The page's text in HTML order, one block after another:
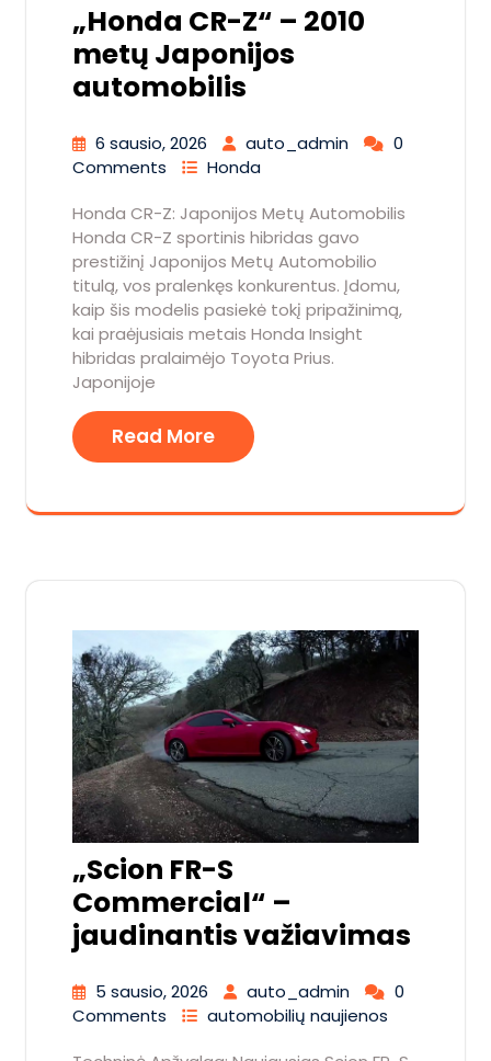
„Honda CR-Z“ – 2010
metų Japonijos
automobilis
6 sausio, 2026 auto_admin
0
Comments
Honda
Honda CR-Z: Japonijos Metų Automobilis
Honda CR-Z sportinis hibridas gavo
prestižinį Japonijos Metų Automobilio
titulą, vos pralenkęs konkurentus. Įdomu,
kaip šis modelis pasiekė tokį pripažinimą,
kai praėjusiais metais Honda Insight
hibridas pralaimėjo Toyota Prius.
Japonijoje
Read More
„Scion FR-S
Commercial“ –
jaudinantis važiavimas
5 sausio, 2026 auto_admin
0
Comments
automobilių naujienos